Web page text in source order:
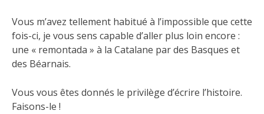
Vous m’avez tellement habitué à l’impossible que cette
fois-ci, je vous sens capable d’aller plus loin encore :
une « remontada » à la Catalane par des Basques et
des Béarnais.
Vous vous êtes donnés le privilège d’écrire l’histoire.
Faisons-le !